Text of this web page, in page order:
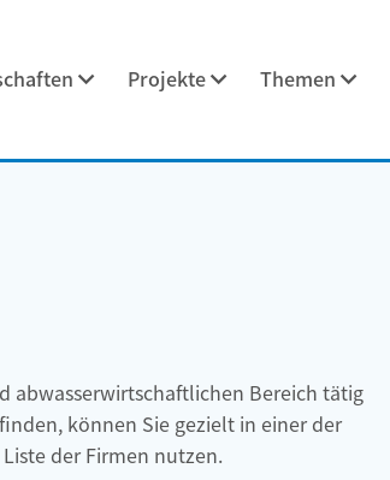
Projekte Themen
abwasserwirtschaftlichen Bereich tätig
können Sie gezielt in einer der
der Firmen nutzen.